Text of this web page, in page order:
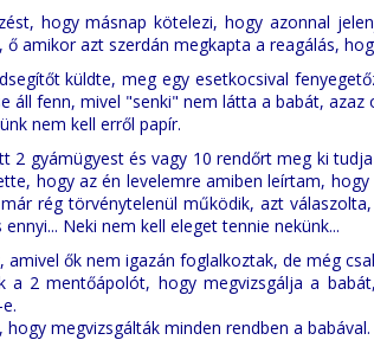
hogy másnap kötelezi, hogy azonnal
amikor azt szerdán megkapta a reagálás,
küldte, meg egy esetkocsival
áll fenn, mivel "senki" nem látta a babát, azaz
nem kell erről papír.
2 gyámügyest és vagy 10 rendőrt meg ki
hogy az én levelemre amiben leírtam,
rég törvénytelenül működik, azt
Neki nem kell eleget tennie nekünk...
amivel ők nem igazán foglalkoztak, de még
a 2 mentőápolót, hogy megvizsgálja a
megvizsgálták minden rendben a babával.